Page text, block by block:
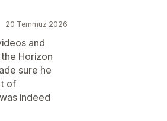
20 Temmuz 2026
and
Horizon
sure he
of
indeed